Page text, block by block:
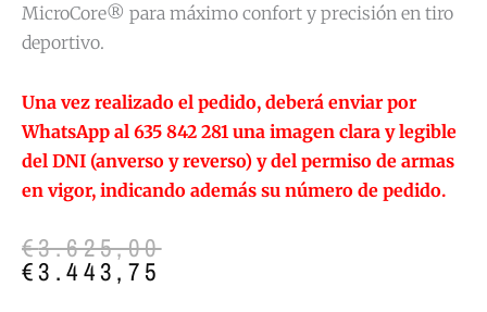
MicroCore® para máximo confort y precisión en tiro
deportivo.
Una vez realizado el pedido, deberá enviar por
WhatsApp al 635 842 281 una imagen clara y legible
del DNI (anverso y reverso) y del permiso de armas
en vigor, indicando además su número de pedido.
€3.625,00
El
precio
original
€3.443,75
El
precio